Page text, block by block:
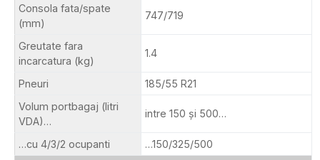
Consola fata/spate
(mm)
747/719
Greutate fara
incarcatura (kg)
1.4
Pneuri
185/55 R21
Volum portbagaj (litri
VDA)…
intre 150 şi 500…
…cu 4/3/2 ocupanti
…150/325/500